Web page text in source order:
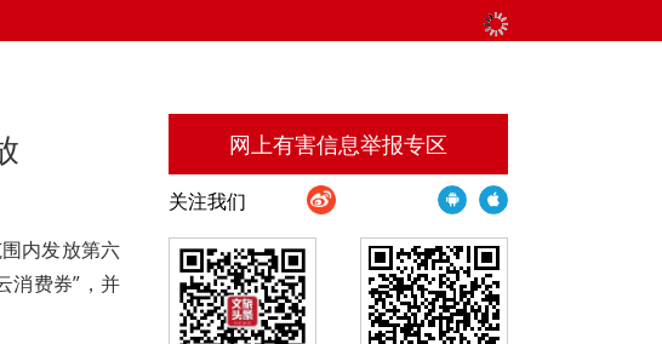
内发放第六
消费券”，并
网上有害信息举报专区
关注我们